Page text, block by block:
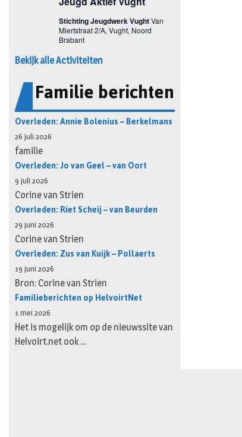
Bekijk alle Activiteiten
Familie berichten
Overleden: Annie Bolenius – Berkelmans
26 juli 2026
familie
Overleden: Jo van Geel – van Oort
9 juli 2026
Corine van Strien
Overleden: Riet Scheij – van Beurden
29 juni 2026
Corine van Strien
Overleden: Zus van Kuijk – Pollaerts
19 juni 2026
Bron: Corine van Strien
Familieberichten op HelvoirtNet
1 mei 2026
Het is mogelijk om op de nieuwssite van
Helvoirt.net ook …